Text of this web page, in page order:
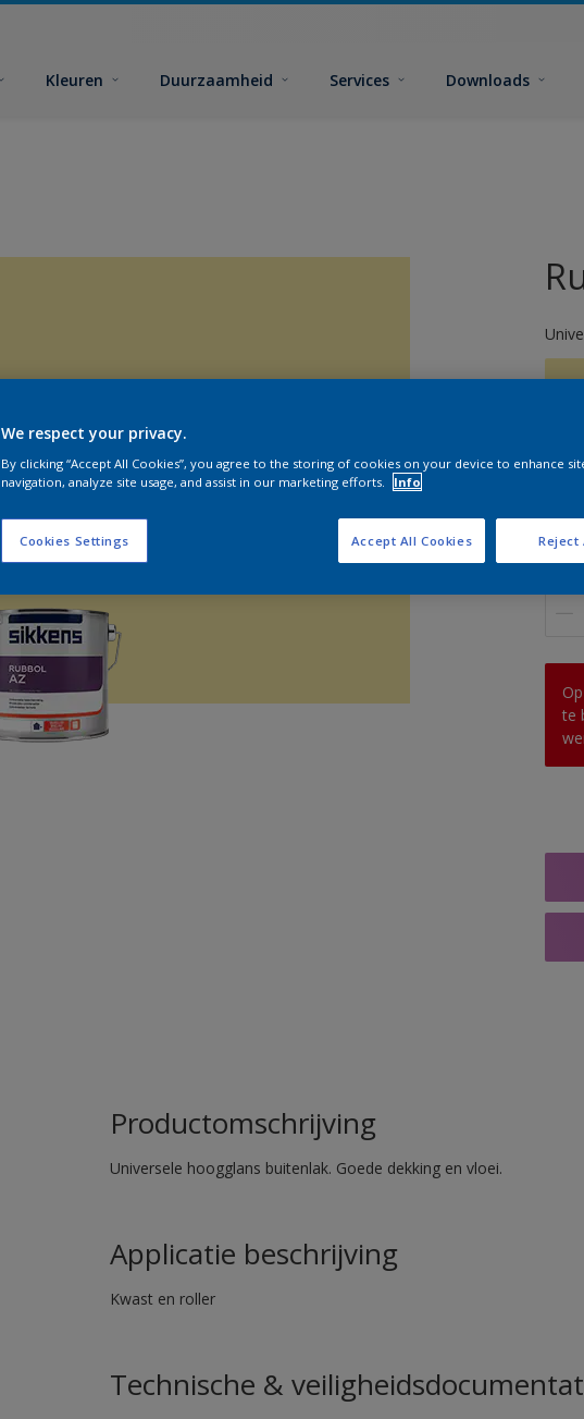
Kleuren Duurzaamheid Services Downloads
te
Productomschrijving
Universele hoogglans buitenlak. Goede dekking en vloei.
Applicatie beschrijving
Kwast en roller
Technische &
We respect your privacy.
By clicking “Accept All Cookies”, you agree to the storing of cookies on your device to enhance
navigation, analyze site usage, and assist in our marketing efforts.
Info
Cookies Settings Reject
Accept All Cookies